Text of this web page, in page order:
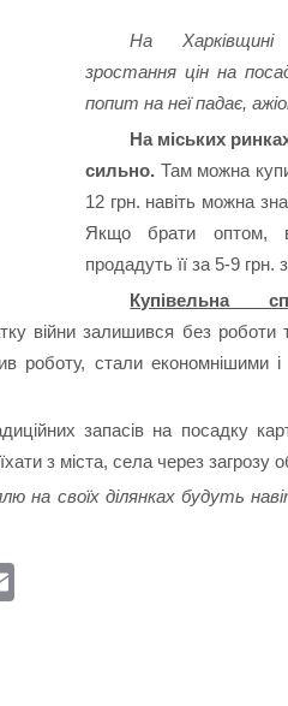
На Харківщині
зростання цін на
попит на неї падає,
На міських
сильно.Там можна
12 грн. навіть можна
Якщо брати оптом,
продадуть її за 5-9 грн.
Купівельна
війни залишився без роботи
роботу, стали економнішими
запасів на посадку
з міста, села через загрозу
на своїх ділянках будуть